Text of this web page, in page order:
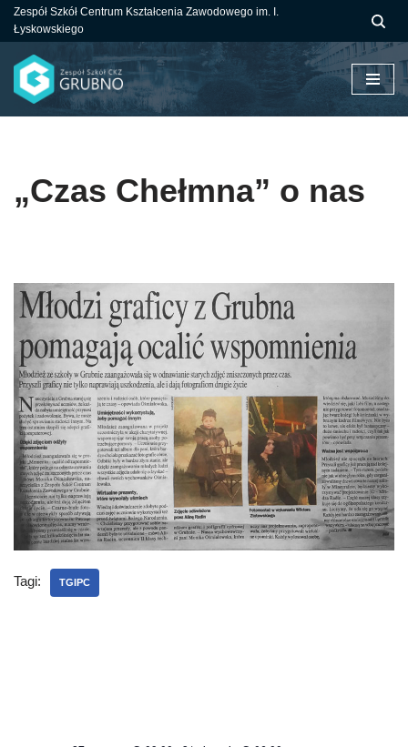
do
treści
Zespół Szkół Centrum Kształcenia Zawodowego im. I.
Łyskowskiego
„Czas Chełmna” o nas
Tagi: TGIPC